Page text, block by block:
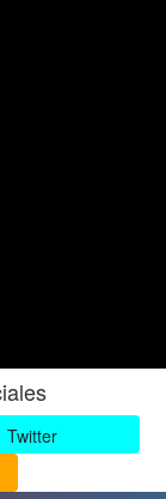
Twitter